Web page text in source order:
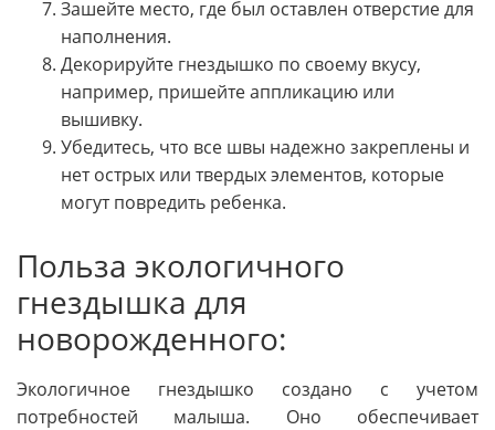
Зашейте место, где был оставлен отверстие для
наполнения.
Декорируйте гнездышко по своему вкусу,
например, пришейте аппликацию или
вышивку.
Убедитесь, что все швы надежно закреплены и
нет острых или твердых элементов, которые
могут повредить ребенка.
Польза экологичного
гнездышка для
новорожденного:
Экологичное гнездышко создано с учетом
потребностей малыша. Оно обеспечивает